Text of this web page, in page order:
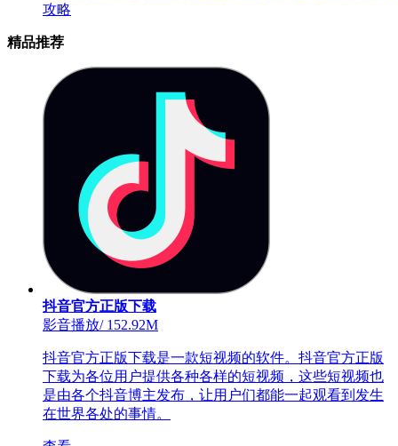
攻略
精品推荐
抖音官方正版下载
影音播放/152.92M
抖音官方正版下载是一款短视频的软件。抖音官方正版
下载为各位用户提供各种各样的短视频，这些短视频也
是由各个抖音博主发布，让用户们都能一起观看到发生
在世界各处的事情。